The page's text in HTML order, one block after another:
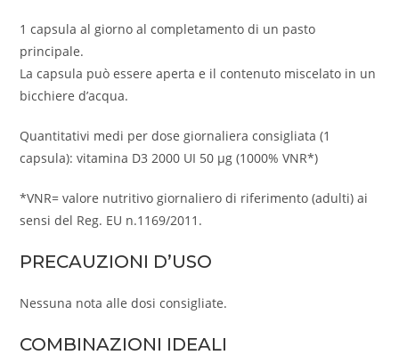
1 capsula al giorno al completamento di un pasto
principale.
La capsula può essere aperta e il contenuto miscelato in un
bicchiere d’acqua.
Quantitativi medi per dose giornaliera consigliata (1
capsula): vitamina D3 2000 UI 50 μg (1000% VNR*)
*VNR= valore nutritivo giornaliero di riferimento (adulti) ai
sensi del Reg. EU n.1169/2011.
PRECAUZIONI D’USO
Nessuna nota alle dosi consigliate.
COMBINAZIONI IDEALI